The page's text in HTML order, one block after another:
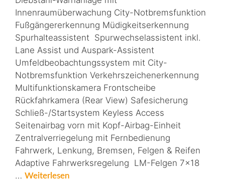
Innenraumüberwachung City-Notbremsfunktion
Fußgängererkennung Müdigkeitserkennung
Spurhalteassistent Spurwechselassistent inkl.
Lane Assist und Auspark-Assistent
Umfeldbeobachtungssystem mit City-
Notbremsfunktion Verkehrszeichenerkennung
Multifunktionskamera Frontscheibe
Rückfahrkamera (Rear View) Safesicherung
Schließ-/Startsystem Keyless Access
Seitenairbag vorn mit Kopf-Airbag-Einheit
Zentralverriegelung mit Fernbedienung
Fahrwerk, Lenkung, Bremsen, Felgen & Reifen
Adaptive Fahrwerksregelung LM-Felgen 7×18
… Weiterlesen